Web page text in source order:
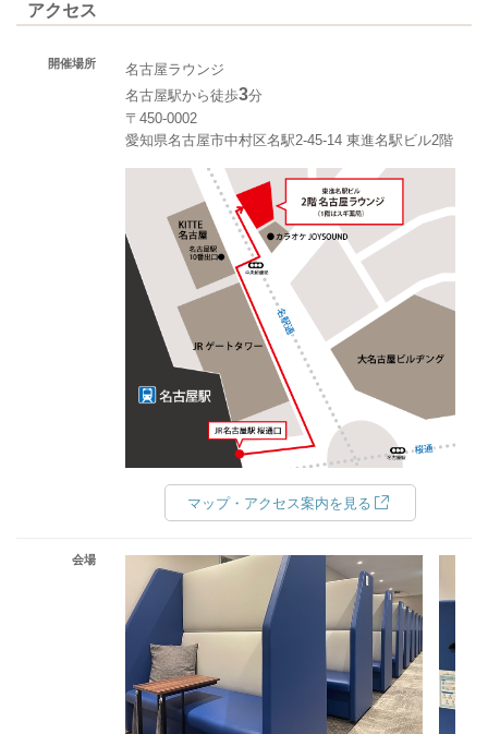
アクセス
開催場所
名古屋ラウンジ
名古屋駅から徒歩3分
〒450-0002
愛知県名古屋市中村区名駅2-45-14 東進名駅ビル2階
マップ・アクセス案内を見る
会場